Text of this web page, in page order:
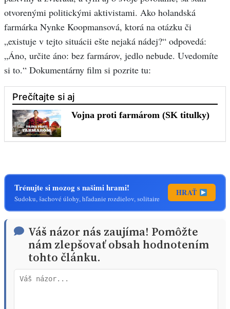
otvorenými politickými aktivistami. Ako holandská
farmárka Nynke Koopmansová, ktorá na otázku či
„existuje v tejto situácii ešte nejaká nádej?“ odpovedá:
„Áno, určite áno: bez farmárov, jedlo nebude. Uvedomíte
si to.“ Dokumentárny film si pozrite tu:
Trénujte si mozog s našimi hrami!
Sudoku, šachové úlohy, hľadanie rozdielov, solitaire
HRAŤ
Váš názor nás zaujíma! Pomôžte
nám zlepšovať obsah hodnotením
tohto článku.